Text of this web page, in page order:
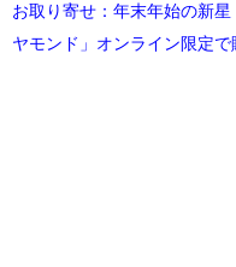
お取り寄せ：年末年始の新
ヤモンド」オンライン限定で